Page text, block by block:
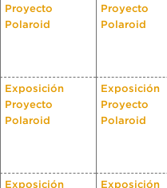
Proyecto
Polaroid
Proyecto
Polaroid
Exposición
Proyecto
Polaroid
Exposición
Proyecto
Polaroid
Exposición
Exposición